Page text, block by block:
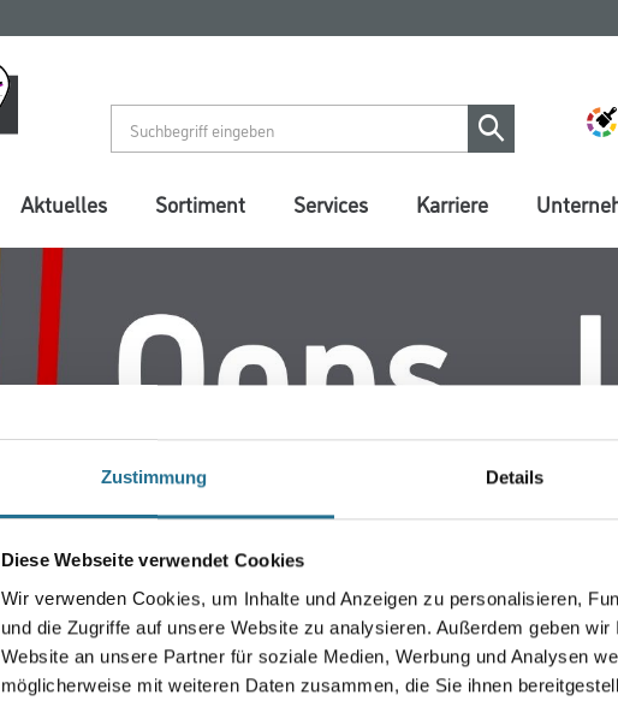
Zustimmung Details
Diese Webseite verwendet Cookies
Wir verwenden Cookies, um Inhalte und Anzeigen zu personalisieren,
und die Zugriffe auf unsere Website zu analysieren. Außerdem geben
Website an unsere Partner für soziale Medien, Werbung und Analysen
möglicherweise mit weiteren Daten zusammen, die Sie ihnen
Aktuelles Sortiment Services Karriere